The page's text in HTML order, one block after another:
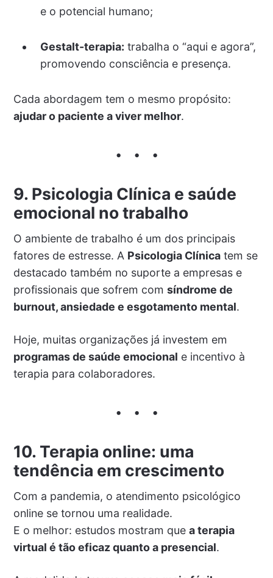
e o potencial humano;
Gestalt-terapia: trabalha o “aqui e agora”,
promovendo consciência e presença.
Cada abordagem tem o mesmo propósito:
ajudar o paciente a viver melhor.
9. Psicologia Clínica e saúde
emocional no trabalho
O ambiente de trabalho é um dos principais
fatores de estresse. A Psicologia Clínicatem se
destacado também no suporte a empresas e
profissionais que sofrem com síndrome de
burnout, ansiedade e esgotamento mental.
Hoje, muitas organizações já investem em
programas de saúde emocional e incentivo à
terapia para colaboradores.
10. Terapia online: uma
tendência em crescimento
Com a pandemia, o atendimento psicológico
online se tornou uma realidade.
E o melhor: estudos mostram que a terapia
virtual é tão eficaz quanto a presencial.